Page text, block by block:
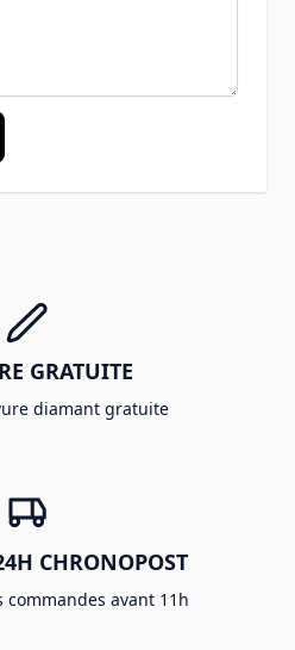
GRATUITE
diamant gratuite
CHRONOPOST
commandes avant 11h